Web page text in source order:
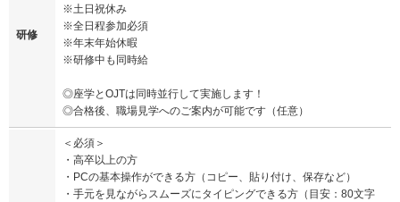
研修
※土日祝休み
※全日程参加必須
※年末年始休暇
※研修中も同時給
◎座学とOJTは同時並行して実施します！
◎合格後、職場見学へのご案内が可能です（任意）
＜必須＞
・高卒以上の方
・PCの基本操作ができる方（コピー、貼り付け、保存など）
・手元を見ながらスムーズにタイピングできる方（目安：80文字